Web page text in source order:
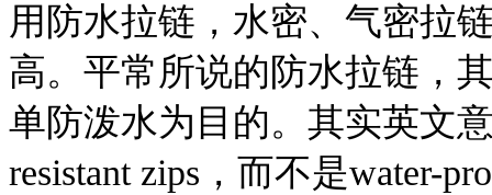
用防水拉链，水密、气密拉
高。平常所说的防水拉链，
单防泼水为目的。其实英文
resistant zips，而不是water-